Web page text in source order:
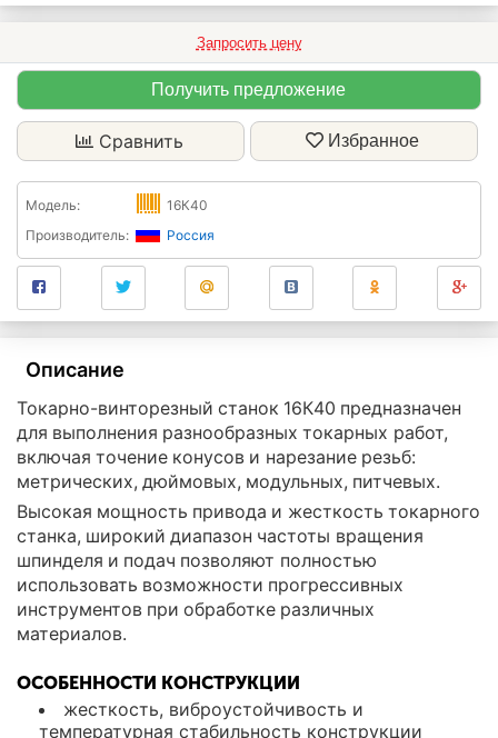
Запросить цену
Получить предложение
Сравнить Избранное
Модель:
16К40
Производитель:
Россия
Описание
Токарно-винторезный станок 16К40 предназначен
для выполнения разнообразных токарных работ,
включая точение конусов и нарезание резьб:
метрических, дюймовых, модульных, питчевых.
Высокая мощность привода и жесткость токарного
станка, широкий диапазон частоты вращения
шпинделя и подач позволяют полностью
использовать возможности прогрессивных
инструментов при обработке различных
материалов.
ОСОБЕННОСТИ КОНСТРУКЦИИ
жесткость, виброустойчивость и
температурная стабильность конструкции